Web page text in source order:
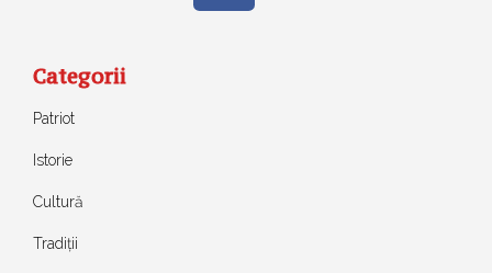
Categorii
Patriot
Istorie
Cultură
Tradiții